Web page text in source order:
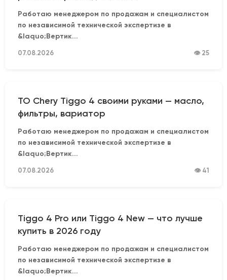
Работаю менеджером по продажам и специалистом
по независимой технической экспертизе в
&laquo;Вертик...
07.08.2026 👁 25
ТО Chery Tiggo 4 своими руками — масло,
фильтры, вариатор
Работаю менеджером по продажам и специалистом
по независимой технической экспертизе в
&laquo;Вертик...
07.08.2026 👁 41
Tiggo 4 Pro или Tiggo 4 New — что лучше
купить в 2026 году
Работаю менеджером по продажам и специалистом
по независимой технической экспертизе в
&laquo;Вертик...